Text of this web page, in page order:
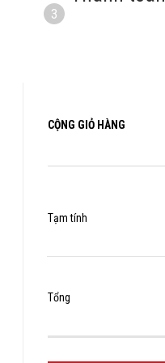
3
CỘNG GIỎ HÀNG
Tạm tính
Tổng